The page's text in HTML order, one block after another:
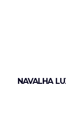
NAVALHA